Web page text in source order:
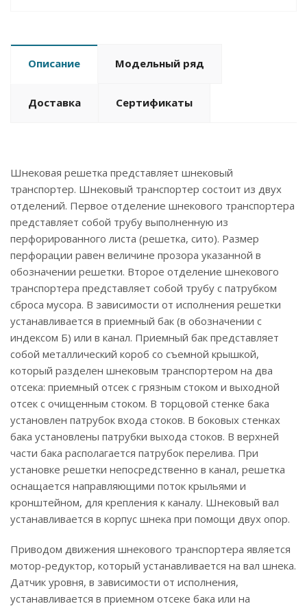
Описание Модельный ряд
Доставка Сертификаты
Шнековая решетка представляет шнековый
транспортер. Шнековый транспортер состоит из двух
отделений. Первое отделение шнекового транспортера
представляет собой трубу выполненную из
перфорированного листа (решетка, сито). Размер
перфорации равен величине прозора указанной в
обозначении решетки. Второе отделение шнекового
транспортера представляет собой трубу с патрубком
сброса мусора. В зависимости от исполнения решетки
устанавливается в приемный бак (в обозначении с
индексом Б) или в канал. Приемный бак представляет
собой металлический короб со съемной крышкой,
который разделен шнековым транспортером на два
отсека: приемный отсек с грязным стоком и выходной
отсек с очищенным стоком. В торцовой стенке бака
установлен патрубок входа стоков. В боковых стенках
бака установлены патрубки выхода стоков. В верхней
части бака располагается патрубок перелива. При
установке решетки непосредственно в канал, решетка
оснащается направляющими поток крыльями и
кронштейном, для крепления к каналу. Шнековый вал
устанавливается в корпус шнека при помощи двух опор.
Приводом движения шнекового транспортера является
мотор-редуктор, который устанавливается на вал шнека.
Датчик уровня, в зависимости от исполнения,
устанавливается в приемном отсеке бака или на